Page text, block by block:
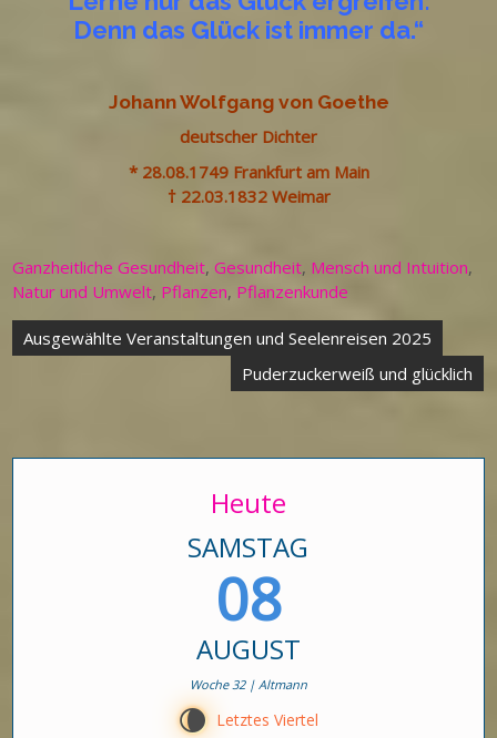
Denn das Glück ist immer da.“
Johann Wolfgang von Goethe
deutscher Dichter
* 28.08.1749 Frankfurt am Main
† 22.03.1832 Weimar
Ganzheitliche Gesundheit,Gesundheit, Mensch und Intuition,
Natur und Umwelt, Pflanzen, Pflanzenkunde
Beitragsnavigation
Ausgewählte Veranstaltungen und Seelenreisen 2025
Puderzuckerweiß und glücklich
Heute
SAMSTAG
08
AUGUST
Woche 32 | Altmann
V Letztes Viertel